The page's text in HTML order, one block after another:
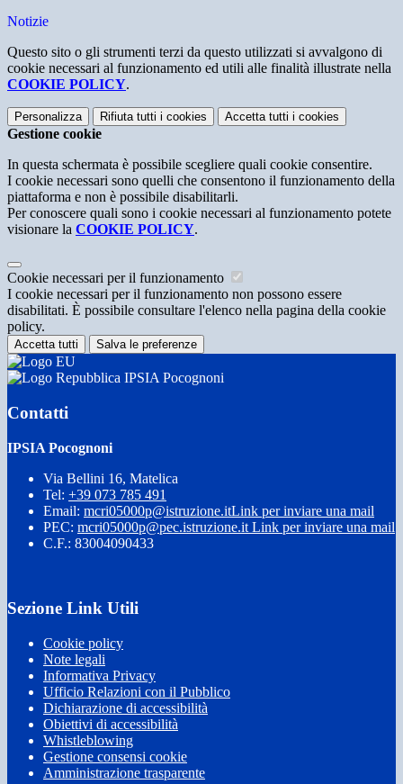
Notizie
Questo sito o gli strumenti terzi da questo utilizzati si avvalgono di
cookie necessari al funzionamento ed utili alle finalità illustrate nella
COOKIE POLICY.
Personalizza Rifiuta tutti i cookies Accetta tutti i cookies
Gestione cookie
In questa schermata è possibile scegliere quali cookie consentire.
I cookie necessari sono quelli che consentono il funzionamento della
piattaforma e non è possibile disabilitarli.
Per conoscere quali sono i cookie necessari al funzionamento potete
visionare la COOKIE POLICY.
Cookie necessari per il funzionamento
I cookie necessari per il funzionamento non possono essere
disabilitati. È possibile consultare l'elenco nella pagina della cookie
policy.
Accetta tutti Salva le preferenze
IPSIA Pocognoni
Contatti
IPSIA Pocognoni
Via Bellini 16, Matelica
Tel: +39 073 785 491
Email: mcri05000p@istruzione.itLink per inviare una mail
PEC: mcri05000p@pec.istruzione.it Link per inviare una mail
C.F.: 83004090433
Sezione Link Utili
Cookie policy
Note legali
Informativa Privacy
Ufficio Relazioni con il Pubblico
Dichiarazione di accessibilità
Obiettivi di accessibilità
Whistleblowing
Gestione consensi cookie
Amministrazione trasparente